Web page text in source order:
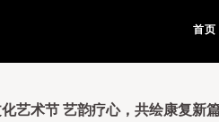
首页
艺术节 艺韵疗心，共绘康复新